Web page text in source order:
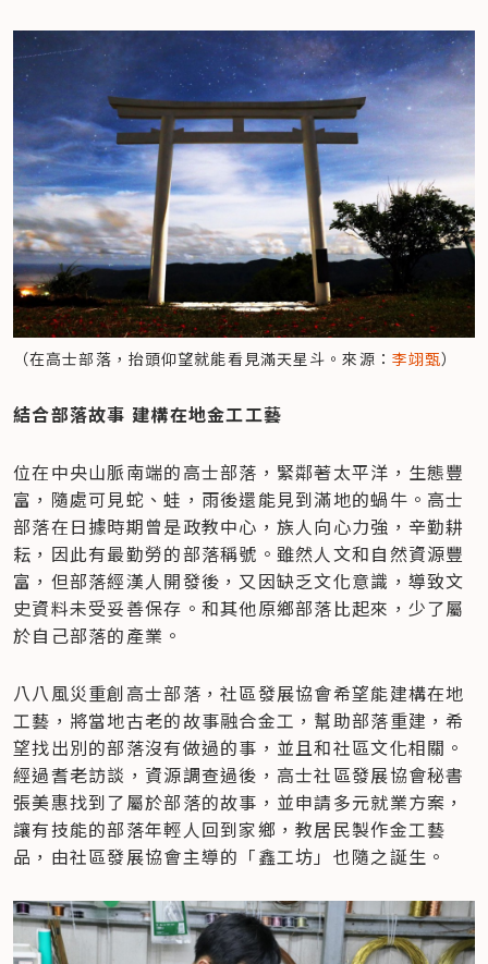
（在高士部落，抬頭仰望就能看見滿天星斗。來源： 李翊甄）
結合部落故事 建構在地金工工藝
位在中央山脈南端的高士部落，緊鄰著太平洋，生態豐
富，隨處可見蛇、蛙，雨後還能見到滿地的蝸牛。高士
部落在日據時期曾是政教中心，族人向心力強，辛勤耕
耘，因此有最勤勞的部落稱號。雖然人文和自然資源豐
富，但部落經漢人開發後，又因缺乏文化意識，導致文
史資料未受妥善保存。和其他原鄉部落比起來，少了屬
於自己部落的產業。
八八風災重創高士部落，社區發展協會希望能建構在地
工藝，將當地古老的故事融合金工，幫助部落重建，希
望找出別的部落沒有做過的事，並且和社區文化相關。
經過耆老訪談，資源調查過後，高士社區發展協會秘書
張美惠找到了屬於部落的故事，並申請多元就業方案，
讓有技能的部落年輕人回到家鄉，教居民製作金工藝
品，由社區發展協會主導的「鑫工坊」也隨之誕生。